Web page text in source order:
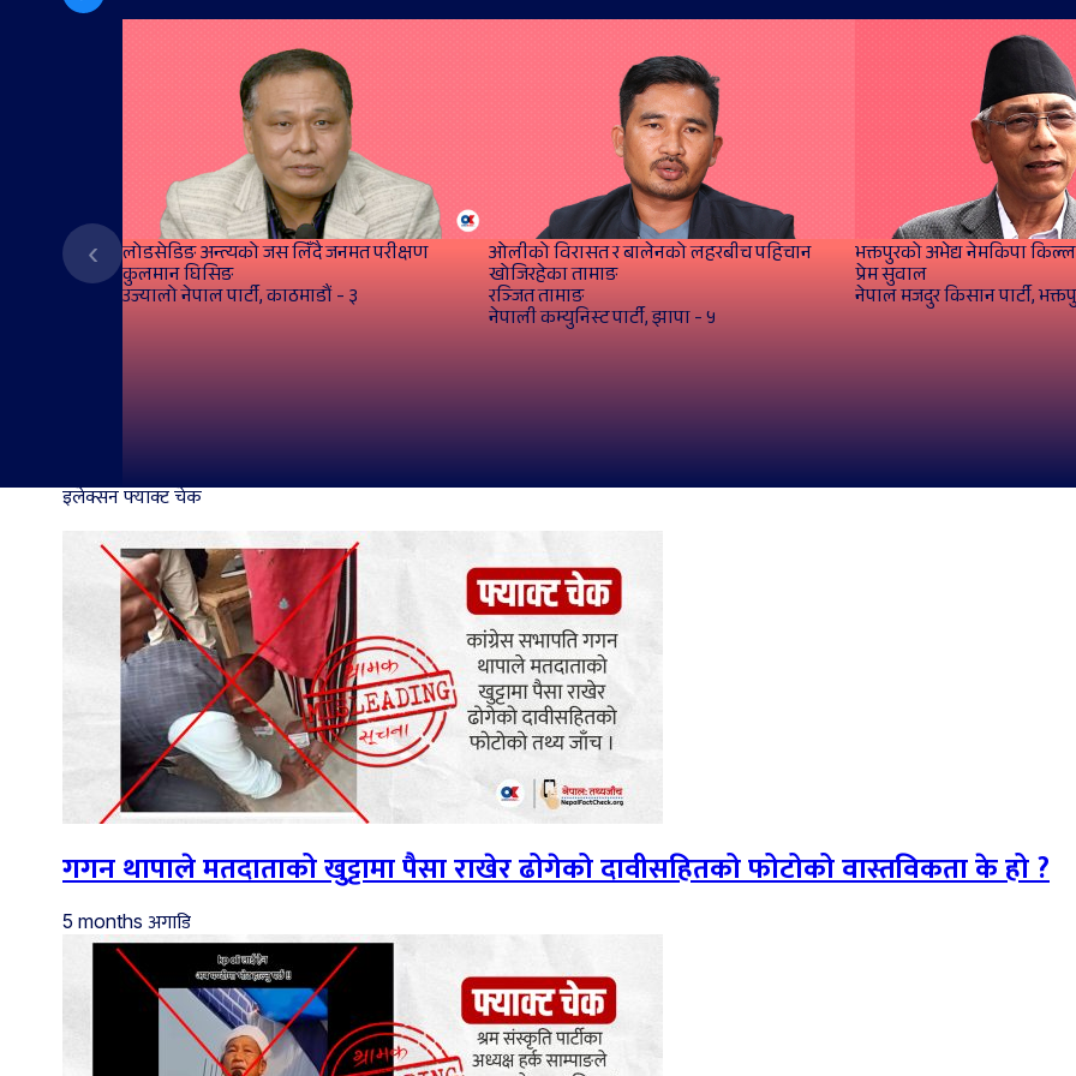
‹ लोडसेडिङ अन्त्यको जस लिँदै जनमत परीक्षण
कुलमान घिसिङ
उज्यालो नेपाल पार्टी, काठमाडौं - ३
ओलीको विरासत र बालेनको लहरबीच पहिचान
खोजिरहेका तामाङ
रञ्जित तामाङ
नेपाली कम्युनिस्ट पार्टी, झापा - ५
भक्तपुरको अभेद्य नेमकिपा
प्रेम सुवाल
नेपाल मजदुर किसान पार्टी,
इलेक्सन फ्याक्ट चेक
गगन थापाले मतदाताको खुट्टामा पैसा राखेर ढोगेको दावीसहितको फोटोको वास्तविकता के हो ?
5 months अगाडि